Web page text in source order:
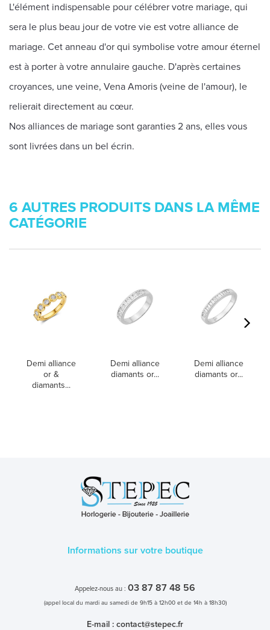
L'élément indispensable pour célébrer votre mariage, qui
sera le plus beau jour de votre vie est votre alliance de
mariage. Cet anneau d'or qui symbolise votre amour éternel
est à porter à votre annulaire gauche. D'après certaines
croyances, une veine, Vena Amoris (veine de l'amour), le
relierait directement au cœur.
Nos alliances de mariage sont garanties 2 ans, elles vous
sont livrées dans un bel écrin.
6 AUTRES PRODUITS DANS LA MÊME
CATÉGORIE
Demi alliance
or &
diamants...
Demi alliance
diamants or...
Demi alliance
diamants or...
Informations sur votre boutique
Appelez-nous au : 03 87 87 48 56
(appel local du mardi au samedi de 9h15 à 12h00 et de 14h à 18h30)
E-mail : contact@stepec.fr